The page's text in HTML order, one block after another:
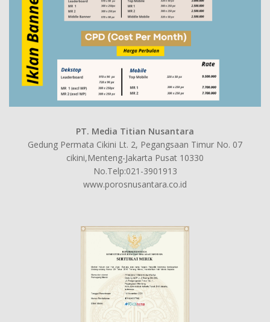
PT. Media Titian Nusantara
Gedung Permata Cikini Lt. 2, Pegangsaan Timur No. 07
cikini,Menteng-Jakarta Pusat 10330
No.Telp:021-3901913
www.porosnusantara.co.id